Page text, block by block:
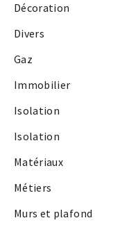
Décoration
Divers
Gaz
Immobilier
Isolation
Isolation
Matériaux
Métiers
Murs et plafond